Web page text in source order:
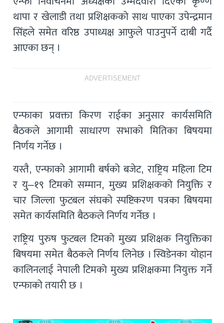
थापा र खेलाडी तथा प्रशिक्षकको साथ पाएका उपेन्द्रमान
सिंहले समेत वरिष्ठ उपाध्यक्ष आफुले पाउनुपर्ने दाबी गर्दै
आएका छन् ।
ADVERTISEMENT
एन्फाका प्रवक्ता किरण राईका अनुसार कार्यसमिति
बैठकले आगामी साधारण सभाको मितिका बिषयमा
निर्णय गर्नेछ ।
यस्तै, एन्फाको आगामी बर्षको बजेट, राष्ट्रिय महिला टिम
र यु–१९ टिमको सम्मान, मुख्य प्रशिक्षकको नियुक्ति र
चार जिल्ला फुटबल संघको स्पष्टिकरण पत्रका बिषयमा
समेत कार्यसमिति बैठकले निर्णय गर्नेछ ।
राष्ट्रिय पुरुष फुटबल टिमको मुख्य प्रशिक्षक नियुक्तिका
बिषयमा समेत बैठकले निर्णय लिनेछ । स्विडेनका योहान
कालिनलाई नेपाली टिमको मुख्य प्रशिक्षकमा नियुक्त गर्ने
एन्फाको तयारी छ ।